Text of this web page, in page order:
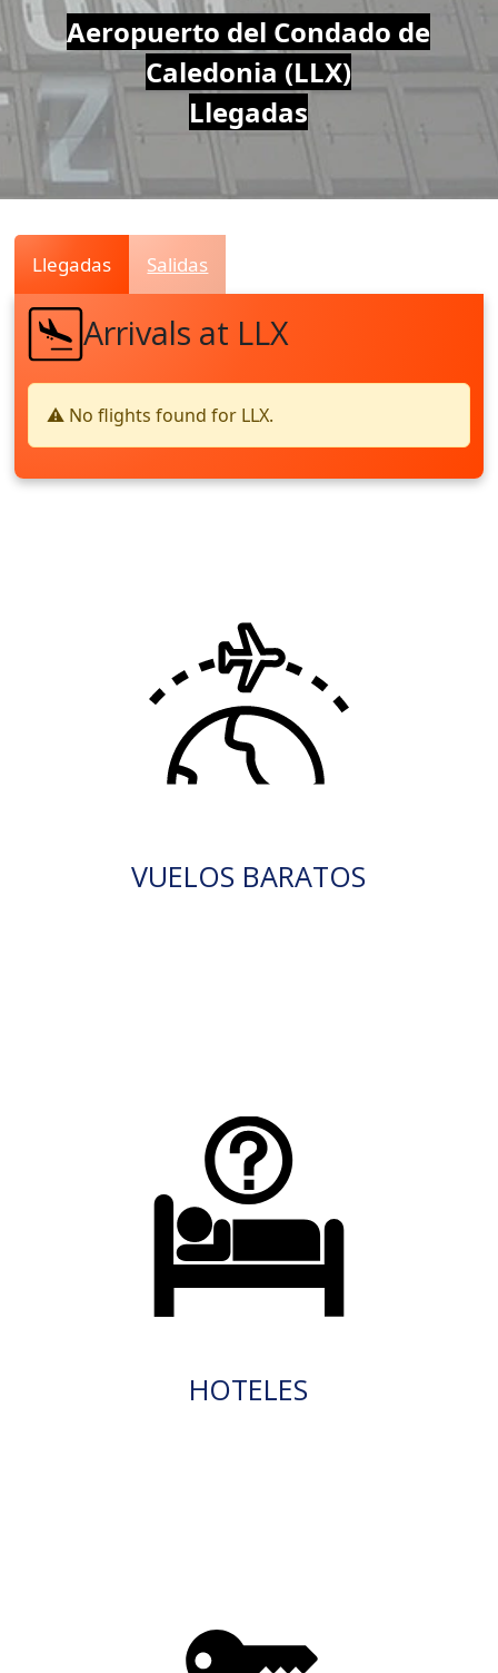
Air
Traffic
Live
Aeropuerto del Condado de
Caledonia (LLX)
Llegadas
Llegadas Salidas
Arrivals at LLX
⚠️ No flights found for LLX.
VUELOS BARATOS
HOTELES